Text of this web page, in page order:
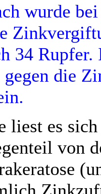
wurde
34
gegen die
liest es
von